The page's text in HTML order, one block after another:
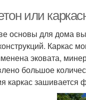
или
основы для дома
Каркас
эковата,
большое
каркас